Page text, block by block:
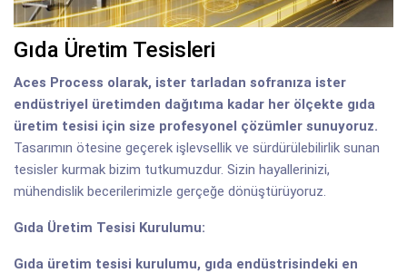
Gıda Üretim Tesisleri
Aces Process olarak, ister tarladan sofranıza ister
endüstriyel üretimden dağıtıma kadar her ölçekte gıda
üretim tesisi için size profesyonel çözümler sunuyoruz.
Tasarımın ötesine geçerek işlevsellik ve sürdürülebilirlik sunan
tesisler kurmak bizim tutkumuzdur. Sizin hayallerinizi,
mühendislik becerilerimizle gerçeğe dönüştürüyoruz.
Gıda Üretim Tesisi Kurulumu:
Gıda üretim tesisi kurulumu, gıda endüstrisindeki en